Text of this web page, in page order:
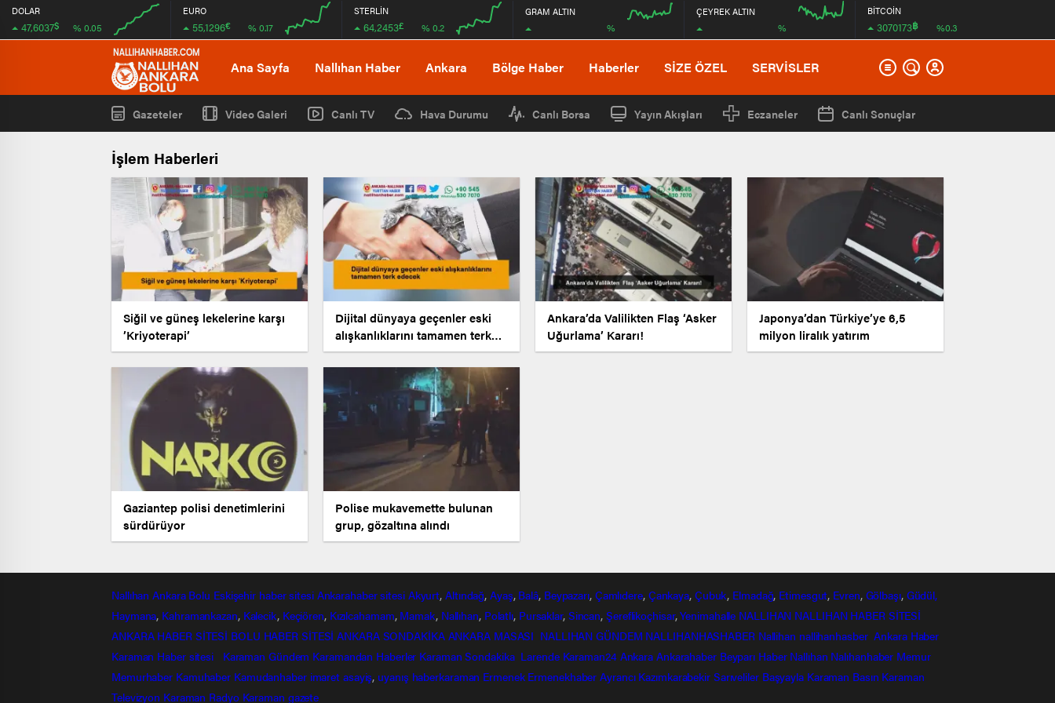
DOLAR
47,6037$ % 0.05
00:00 00:00
EURO
55,1296€ % 0.17
STERLİN
64,2453£ % 0.2
GRAM ALTIN
%
ÇEYREK ALTIN
%
BİTCOİN
3070173฿ %0.3
Ana Sayfa Nallıhan Haber Ankara Bölge Haber Haberler SİZE ÖZEL SERVİSLER
Gazeteler Video Galeri Canlı TV Hava Durumu Canlı Borsa Yayın Akışları Eczaneler Canlı Sonuçlar
İşlem Haberleri
Siğil ve güneş lekelerine karşı
’Kriyoterapi’
Dijital dünyaya geçenler eski
alışkanlıklarını tamamen terk
edecek
Ankara’da Valilikten Flaş ‘Asker
Uğurlama’ Kararı!
Japonya’dan Türkiye’ye 6,5
milyon liralık yatırım
Gaziantep polisi denetimlerini
sürdürüyor
Polise mukavemette bulunan
grup, gözaltına alındı
Nallıhan Ankara Bolu Eskişehir haber sitesi Ankarahabersitesi Akyurt,Altındağ,Ayaş, Balâ, Beypazarı, Çamlıdere, Çankaya, Çubuk, Elmadağ, Etimesgut, Evren, Gölbaşı, Güdül,
Haymana, Kahramankazan, Kalecik, Keçiören, Kızılcahamam, Mamak, Nallıhan, Polatlı, Pursaklar, Sincan, Şereflikoçhisar,Yenimahalle NALLIHAN NALLIHAN HABER SİTESİ
ANKARA HABER SİTESİ BOLU HABER SİTESİ ANKARA SONDAKİKA ANKARA MASASI NALLIHAN GÜNDEM NALLIHANHASHABER Nallihan nallihanhasber Ankara Haber
Karaman Haber sitesi
Karaman Gündem Karamandan Haberler Karaman Sondakika Larende Karaman24 Ankara Ankarahaber Beyparı Haber Nallıhan Nalıhanhaber Memur
Memurhaber Kamuhaber Kamudanhaber imaret asayiş, uyanış haberkaraman Ermenek Ermenekhaber Ayrancı Kazımkarabekir Sarıveliler Başyayla Karaman Basın Karaman
Televizyon Karaman Radyo Karaman gazete